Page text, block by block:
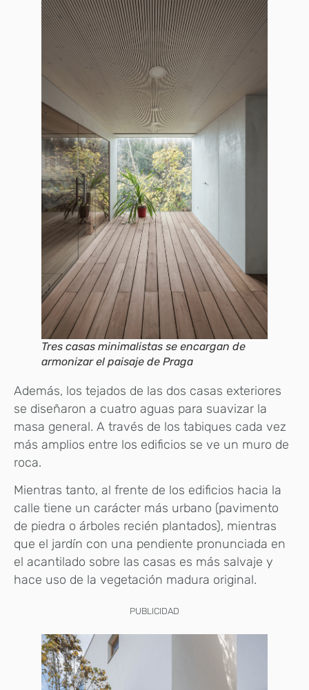
Tres casas minimalistas se encargan de
armonizar el paisaje de Praga
Además, los tejados de las dos casas exteriores
se diseñaron a cuatro aguas para suavizar la
masa general. A través de los tabiques cada vez
más amplios entre los edificios se ve un muro de
roca.
Mientras tanto, al frente de los edificios hacia la
calle tiene un carácter más urbano (pavimento
de piedra o árboles recién plantados), mientras
que el jardín con una pendiente pronunciada en
el acantilado sobre las casas es más salvaje y
hace uso de la vegetación madura original.
PUBLICIDAD